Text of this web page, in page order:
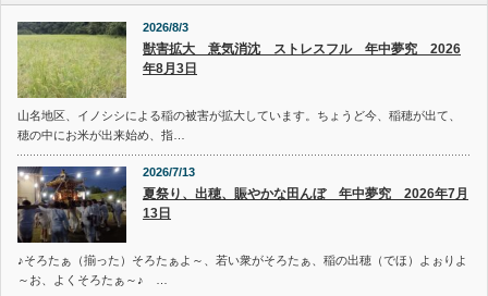
2026/8/3
獣害拡大 意気消沈 ストレスフル 年中夢究 2026
年8月3日
山名地区、イノシシによる稲の被害が拡大しています。ちょうど今、稲穂が出て、
穂の中にお米が出来始め、指…
2026/7/13
夏祭り、出穂、賑やかな田んぼ 年中夢究 2026年7月
13日
♪そろたぁ（揃った）そろたぁよ～、若い衆がそろたぁ、稲の出穂（でほ）よぉりよ
～お、よくそろたぁ～♪ …